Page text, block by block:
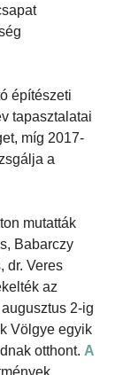
építészeti
tapasztalatai
míg 2017-
a
mutatták
Babarczy
dr. Veres
az
2-ig
Völgye egyik
otthont. A